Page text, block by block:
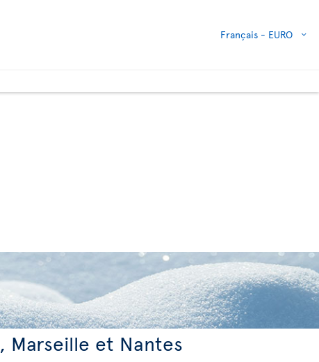
Français - EURO
Marseille et Nantes